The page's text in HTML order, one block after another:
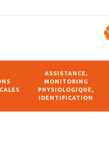
ASSISTANCE,
MONITORING
PHYSIOLOGIQUE,
IDENTIFICATION